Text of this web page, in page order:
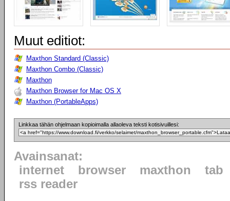
Muut editiot:
Maxthon Standard (Classic)
Maxthon Combo (Classic)
Maxthon
Maxthon Browser for Mac OS X
Maxthon (PortableApps)
Linkkaa tähän ohjelmaan kopioimalla allaoleva teksti kotisivuillesi:
Avainsanat:
internet
browser maxthon
tab
rss reader